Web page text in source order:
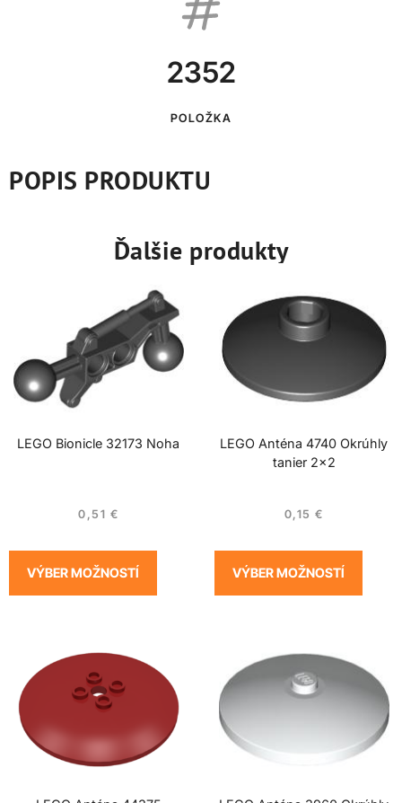
2352
POLOŽKA
POPIS PRODUKTU
Ďalšie produkty
LEGO Bionicle 32173 Noha
0,51 €
VÝBER MOŽNOSTÍ
LEGO Anténa 4740 Okrúhly
tanier 2×2
0,15 €
VÝBER MOŽNOSTÍ